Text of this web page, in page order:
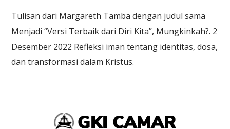
Tulisan dari Margareth Tamba dengan judul sama
Menjadi “Versi Terbaik dari Diri Kita”, Mungkinkah?. 2
Desember 2022 Refleksi iman tentang identitas, dosa,
dan transformasi dalam Kristus.